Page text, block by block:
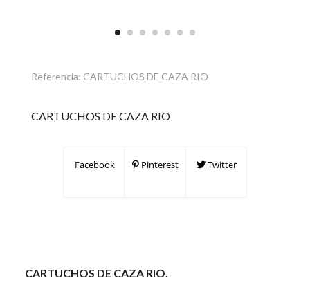
Referencia: CARTUCHOS DE CAZA RIO
CARTUCHOS DE CAZA RIO
Facebook Pinterest Twitter
CARTUCHOS DE CAZA RIO.